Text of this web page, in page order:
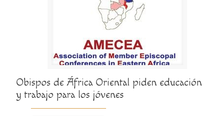
Obispos de África Oriental piden educación
y trabajo para los jóvenes